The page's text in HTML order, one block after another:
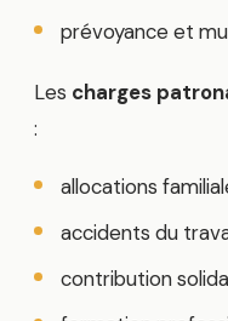
prévoyance et
Les charges
:
allocations
accidents du
contribution